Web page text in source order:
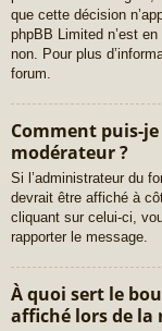
que cette décision
phpBB Limited n’est
non. Pour plus
forum.
Comment puis-
modérateur ?
Si l’administrateur du
devrait être affiché à
cliquant sur celui-ci,
rapporter le message.
À quoi sert le
affiché lors de la